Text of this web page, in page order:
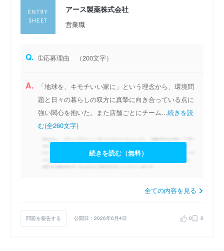
アース製薬株式会社
営業職
Q. ➀応募理由 （200文字）
A.
「地球を、キモチいい家に」という理念から、環境問
題と日々の暮らしの双方に真摯に向き合っている点に
強い関心を抱いた。また店舗ごとにチーム...続きを読
む(全260文字)
続きを読む（無料）
全ての内容を見る
問題を報告する 公開日：2026年6月4日 0 0